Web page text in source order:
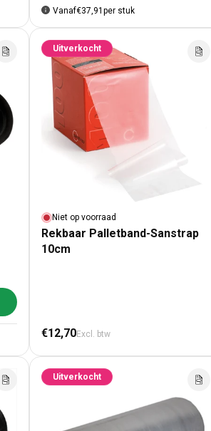
Vanaf€37,91 per stuk
doppen
toevoegen
Uitverkocht
Niet op voorraad
Rekbaar Palletband-Sanstrap
10cm
Normale prijs
€12,70Excl. btw
Uitverkocht